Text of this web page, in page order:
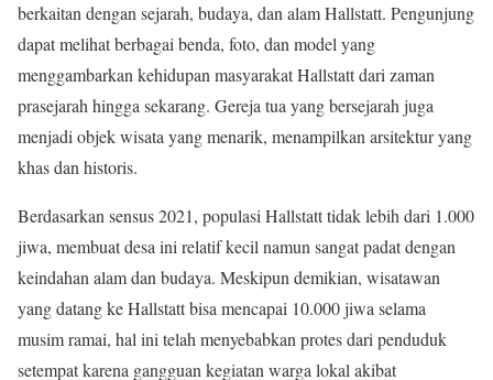
berkaitan dengan sejarah, budaya, dan alam Hallstatt. Pengunjung
dapat melihat berbagai benda, foto, dan model yang
menggambarkan kehidupan masyarakat Hallstatt dari zaman
prasejarah hingga sekarang. Gereja tua yang bersejarah juga
menjadi objek wisata yang menarik, menampilkan arsitektur yang
khas dan historis.
Berdasarkan sensus 2021, populasi Hallstatt tidak lebih dari 1.000
jiwa, membuat desa ini relatif kecil namun sangat padat dengan
keindahan alam dan budaya. Meskipun demikian, wisatawan
yang datang ke Hallstatt bisa mencapai 10.000 jiwa selama
musim ramai, hal ini telah menyebabkan protes dari penduduk
setempat karena gangguan kegiatan warga lokal akibat